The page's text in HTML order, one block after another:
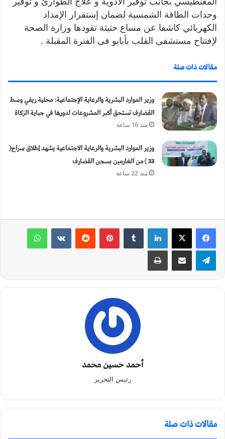
وحدات الطاقة الشمسية لضمان إستقرار الإمداد
الكهربائي كاشفا عن مساع حثيثة تقودها وزارة الصحة
لإفتتاح مستشفى القلب بأبايو فى الفترة المقبلة .
مقالات ذات صلة
وزير الموارد البشرية والرعاية الإجتماعية: محلية ريفي وسط
القضارف تستحق أكبر المشروعات لدورها في جباية الزكاة
منذ 16 ساعة
وزير الموارد البشرية والرعاية الاجتماعية يشهد إطلاق سراح(
33 ) من الغارمين بسجن القضارف
منذ 22 ساعة
لينكدإن بينتيريست
أحمد حسين محمد
رئيس التحرير
مقالات ذات صلة